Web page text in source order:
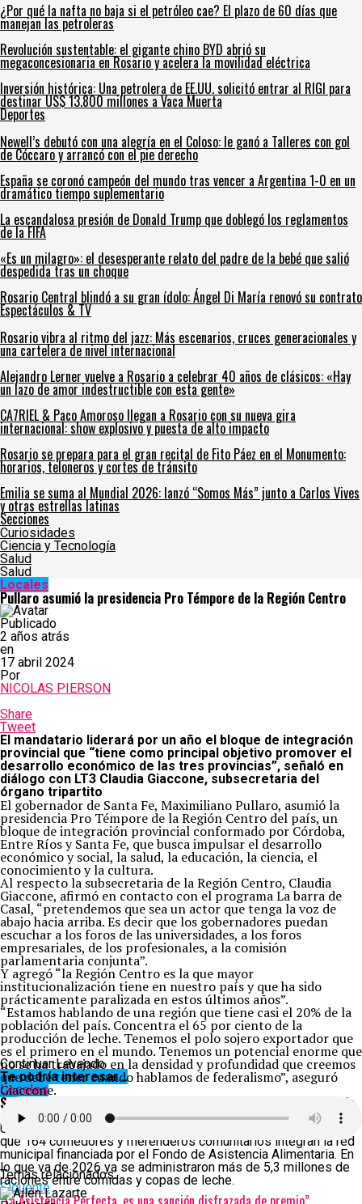
¿Por qué la nafta no baja si el petróleo cae? El plazo de 60 días que
manejan las petroleras
Revolución sustentable: el gigante chino BYD abrió su
megaconcesionaria en Rosario y acelera la movilidad eléctrica
Inversión histórica: Una petrolera de EE.UU. solicitó entrar al RIGI para
destinar US$ 13.800 millones a Vaca Muerta
Deportes
Newell’s debutó con una alegría en el Coloso: le ganó a Talleres con gol
de Cóccaro y arrancó con el pie derecho
España se coronó campeón del mundo tras vencer a Argentina 1-0 en un
dramático tiempo suplementario
La escandalosa presión de Donald Trump que doblegó los reglamentos
de la FIFA
«Es un milagro»: el desesperante relato del padre de la bebé que salió
despedida tras un choque
Rosario Central blindó a su gran ídolo: Ángel Di María renovó su contrato
Espectáculos & TV
Rosario vibra al ritmo del jazz: Más escenarios, cruces generacionales y
una cartelera de nivel internacional
Alejandro Lerner vuelve a Rosario a celebrar 40 años de clásicos: «Hay
un lazo de amor indestructible con esta gente»
CA7RIEL & Paco Amoroso llegan a Rosario con su nueva gira
internacional: show explosivo y puesta de alto impacto
Rosario se prepara para el gran recital de Fito Páez en el Monumento:
horarios, teloneros y cortes de tránsito
Emilia se suma al Mundial 2026: lanzó “Somos Más” junto a Carlos Vives
y otras estrellas latinas
Secciones
Curiosidades
Ciencia y Tecnología
Salud
Salud
Locales
Pullaro asumió la presidencia Pro Témpore de la Región Centro
Publicado
2 años atrás
en
17 abril 2024
Por
NICOLAS PIERSON
Share
Tweet
El mandatario liderará por un año el bloque de integración
provincial que “tiene como principal objetivo promover el
desarrollo económico de las tres provincias”, señaló en
diálogo con LT3 Claudia Giaccone, subsecretaria del
órgano tripartito
El gobernador de Santa Fe, Maximiliano Pullaro, asumió la
presidencia Pro Témpore de la Región Centro del país, un
bloque de integración provincial conformado por Córdoba,
Entre Ríos y Santa Fe, que busca impulsar el desarrollo
económico y social, la salud, la educación, la ciencia, el
conocimiento y la cultura.
Al respecto la subsecretaria de la Región Centro, Claudia
Giaccone, afirmó en contacto con el programa La barra de
Casal, “pretendemos que sea un actor que tenga la voz de
abajo hacia arriba. Es decir que los gobernadores puedan
escuchar a los foros de las universidades, a los foros
empresariales, de los profesionales, a la comisión
parlamentaria conjunta”.
Y agregó “la Región Centro es la que mayor
institucionalización tiene en nuestro país y que ha sido
prácticamente paralizada en estos últimos años”.
“Estamos hablando de una región que tiene casi el 20% de la
población del país. Concentra el 65 por ciento de la
producción de leche. Tenemos el polo sojero exportador que
es el primero en el mundo. Tenemos un potencial enorme que
no se ha trabajado en la densidad y profundidad que creemos
que debe tener cuando hablamos de federalismo”, aseguró
Giaccone.
Temas relacionados:
Siguente
Continuar Leyendo
Te podría interesar...
Locales
Santa Fe: Más de 31 mil personas reciben asistencia alimentaria
diaria y la entrega de raciones creció un 106% en dos años
Un relevamiento de la Secretaría de Políticas Sociales revela
que 164 comedores y merenderos comunitarios integran la red
municipal financiada por el Fondo de Asistencia Alimentaria. En
lo que va de 2026 ya se administraron más de 5,3 millones de
raciones entre comidas y copas de leche.